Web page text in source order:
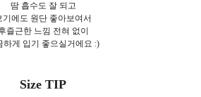
땀 흡수도 잘 되고
기에도 원단 좋아보여서
즐근한 느낌 전혀 없이
하게 입기 좋으실거에요 :)
Size TIP